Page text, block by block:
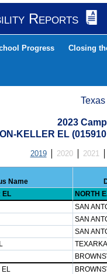
Reports
Progress Closing
2023
KELLER EL
2019 2020 2021
Name
EL
NORTH
SAN
SAN
SAN
EL